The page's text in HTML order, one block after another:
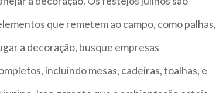
que remetem ao campo, como palhas,
a decoração, busque empresas
incluindo mesas, cadeiras, toalhas, e